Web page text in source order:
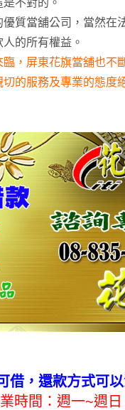
不對的。
質當舖公司，當然在
的所有權益。
，屏東花旗當舖也
的服務及專業的態度
借，還款方式可
時間：週一~週